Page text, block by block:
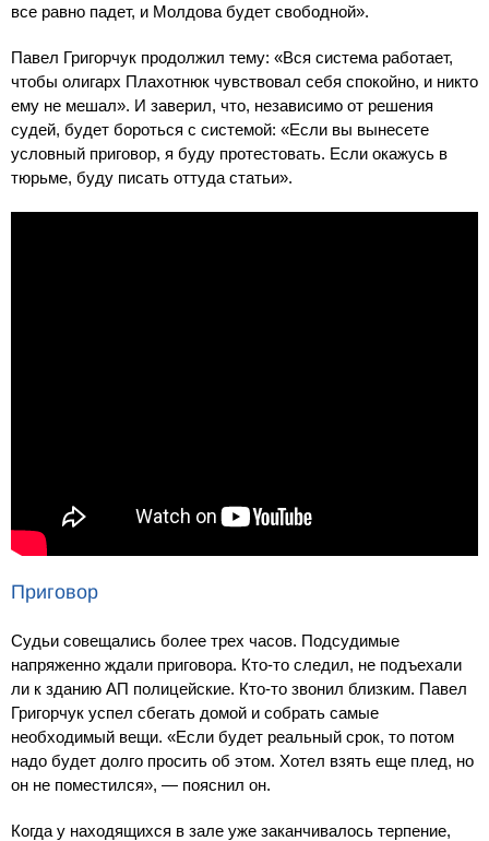
все равно падет, и Молдова будет свободной».
Павел Григорчук продолжил тему: «Вся система работает,
чтобы олигарх Плахотнюк чувствовал себя спокойно, и никто
ему не мешал». И заверил, что, независимо от решения
судей, будет бороться с системой: «Если вы вынесете
условный приговор, я буду протестовать. Если окажусь в
тюрьме, буду писать оттуда статьи».
Приговор
Судьи совещались более трех часов. Подсудимые
напряженно ждали приговора. Кто-то следил, не подъехали
ли к зданию АП полицейские. Кто-то звонил близким. Павел
Григорчук успел сбегать домой и собрать самые
необходимый вещи. «Если будет реальный срок, то потом
надо будет долго просить об этом. Хотел взять еще плед, но
он не поместился», — пояснил он.
Когда у находящихся в зале уже заканчивалось терпение,